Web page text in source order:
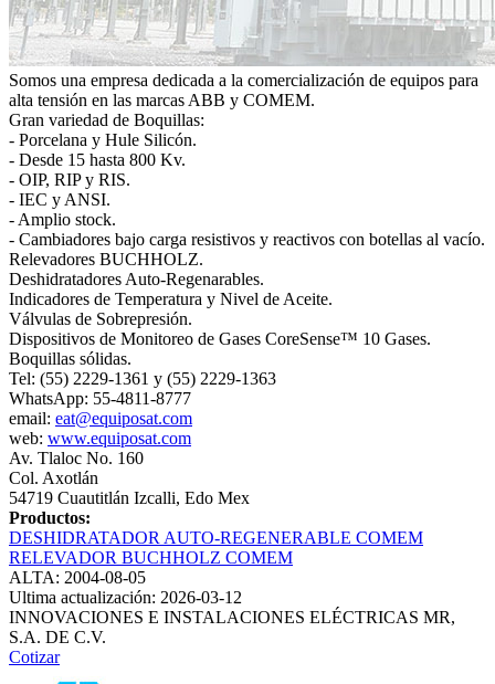
Somos una empresa dedicada a la comercialización de equipos para
alta tensión en las marcas ABB y COMEM.
Gran variedad de Boquillas:
- Porcelana y Hule Silicón.
- Desde 15 hasta 800 Kv.
- OIP, RIP y RIS.
- IEC y ANSI.
- Amplio stock.
- Cambiadores bajo carga resistivos y reactivos con botellas al vacío.
Relevadores BUCHHOLZ.
Deshidratadores Auto-Regenarables.
Indicadores de Temperatura y Nivel de Aceite.
Válvulas de Sobrepresión.
Dispositivos de Monitoreo de Gases CoreSense™ 10 Gases.
Boquillas sólidas.
Tel: (55) 2229-1361 y (55) 2229-1363
WhatsApp: 55-4811-8777
email: eat@equiposat.com
web: www.equiposat.com
Av. Tlaloc No. 160
Col. Axotlán
54719 Cuautitlán Izcalli, Edo Mex
Productos:
DESHIDRATADOR AUTO-REGENERABLE COMEM
RELEVADOR BUCHHOLZ COMEM
ALTA: 2004-08-05
Ultima actualización: 2026-03-12
INNOVACIONES E INSTALACIONES ELÉCTRICAS MR,
S.A. DE C.V.
Cotizar